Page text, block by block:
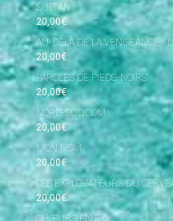
SULTAN
20,00€
AU-DELÀ DE LA VENGEANCE -
20,00€
PAROLES DE PIEDS-NOIRS
20,00€
NORD-SUD.COM
20,00€
MON NOM
20,00€
LES EXPLORATEURS DU
20,00€
CHŒURS EN EXIL